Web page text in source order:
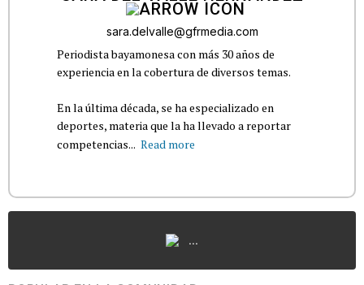
sara.delvalle@gfrmedia.com
Periodista bayamonesa con más 30 años de
experiencia en la cobertura de diversos temas.
En la última década, se ha especializado en
deportes, materia que la ha llevado a reportar
competencias... Read more
...